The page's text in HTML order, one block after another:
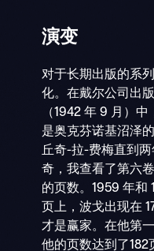
演变
对于长期出版的系
化。在戴尔公司出
（1942 年 9 月）
是奥克芬诺基沼泽
丘奇-拉-费梅直到
奇，我查看了第六
的页数。1959 年和
页上，波戈出现在
才是赢家。在他第
他的页数达到了182